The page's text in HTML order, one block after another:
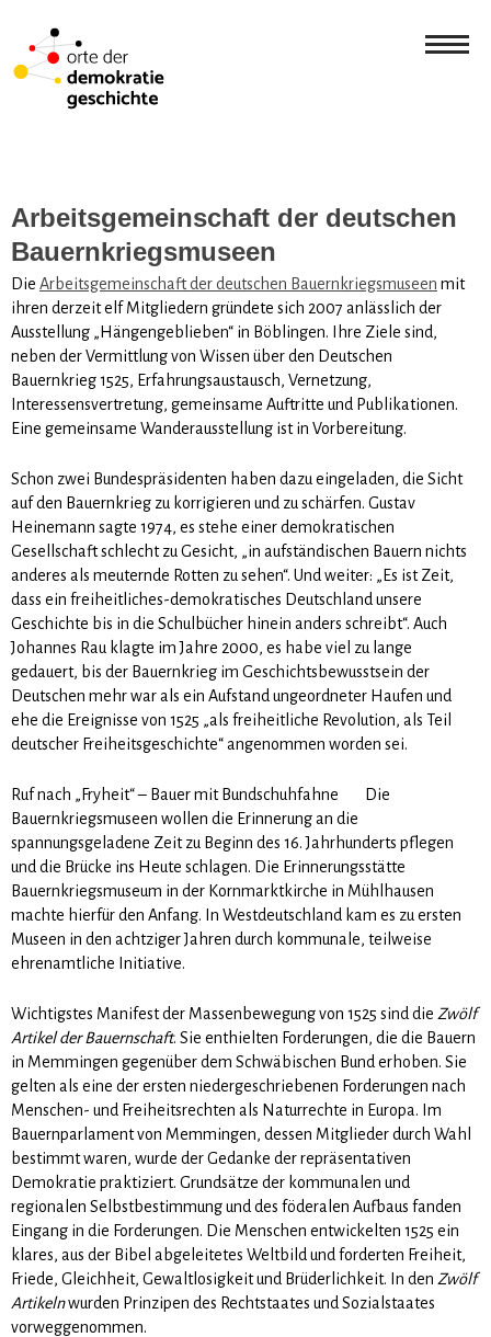
Arbeitsgemeinschaft der deutschen
Bauernkriegsmuseen
Die Arbeitsgemeinschaft der deutschen Bauernkriegsmuseen mit
ihren derzeit elf Mitgliedern gründete sich 2007 anlässlich der
Ausstellung „Hängengeblieben“ in Böblingen. Ihre Ziele sind,
neben der Vermittlung von Wissen über den Deutschen
Bauernkrieg 1525, Erfahrungsaustausch, Vernetzung,
Interessensvertretung, gemeinsame Auftritte und Publikationen.
Eine gemeinsame Wanderausstellung ist in Vorbereitung.
Schon zwei Bundespräsidenten haben dazu eingeladen, die Sicht
auf den Bauernkrieg zu korrigieren und zu schärfen. Gustav
Heinemann sagte 1974, es stehe einer demokratischen
Gesellschaft schlecht zu Gesicht, „in aufständischen Bauern nichts
anderes als meuternde Rotten zu sehen“. Und weiter: „Es ist Zeit,
dass ein freiheitliches-demokratisches Deutschland unsere
Geschichte bis in die Schulbücher hinein anders schreibt“. Auch
Johannes Rau klagte im Jahre 2000, es habe viel zu lange
gedauert, bis der Bauernkrieg im Geschichtsbewusstsein der
Deutschen mehr war als ein Aufstand ungeordneter Haufen und
ehe die Ereignisse von 1525 „als freiheitliche Revolution, als Teil
deutscher Freiheitsgeschichte“ angenommen worden sei.
Ruf nach „Fryheit“ – Bauer mit Bundschuhfahne
Die
Bauernkriegsmuseen wollen die Erinnerung an die
spannungsgeladene Zeit zu Beginn des 16. Jahrhunderts pflegen
und die Brücke ins Heute schlagen. Die Erinnerungsstätte
Bauernkriegsmuseum in der Kornmarktkirche in Mühlhausen
machte hierfür den Anfang. In Westdeutschland kam es zu ersten
Museen in den achtziger Jahren durch kommunale, teilweise
ehrenamtliche Initiative.
Wichtigstes Manifest der Massenbewegung von 1525 sind die Zwölf
Artikel der Bauernschaft. Sie enthielten Forderungen, die die Bauern
in Memmingen gegenüber dem Schwäbischen Bund erhoben. Sie
gelten als eine der ersten niedergeschriebenen Forderungen nach
Menschen- und Freiheitsrechten als Naturrechte in Europa. Im
Bauernparlament von Memmingen, dessen Mitglieder durch Wahl
bestimmt waren, wurde der Gedanke der repräsentativen
Demokratie praktiziert. Grundsätze der kommunalen und
regionalen Selbstbestimmung und des föderalen Aufbaus fanden
Eingang in die Forderungen. Die Menschen entwickelten 1525 ein
klares, aus der Bibel abgeleitetes Weltbild und forderten Freiheit,
Friede, Gleichheit, Gewaltlosigkeit und Brüderlichkeit. In den Zwölf
Artikelnwurden Prinzipen des Rechtstaates und Sozialstaates
vorweggenommen.